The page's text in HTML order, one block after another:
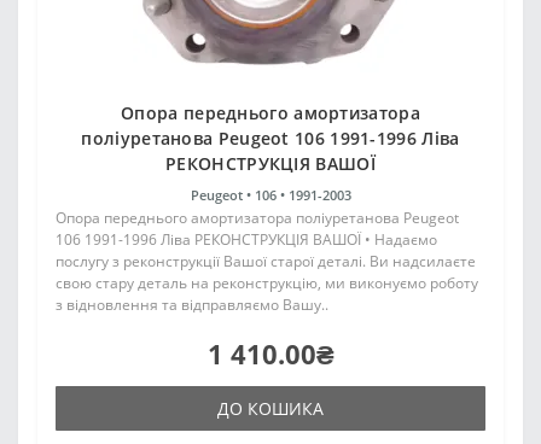
Опора переднього амортизатора
поліуретанова Peugeot 106 1991-1996 Ліва
РЕКОНСТРУКЦІЯ ВАШОЇ
Peugeot • 106 • 1991-2003
Опора переднього амортизатора поліуретанова Peugeot
106 1991-1996 Ліва РЕКОНСТРУКЦІЯ ВАШОЇ • Надаємо
послугу з реконструкції Вашої старої деталі. Ви надсилаєте
свою стару деталь на реконструкцію, ми виконуємо роботу
з відновлення та відправляємо Вашу..
1 410.00₴
ДО КОШИКА